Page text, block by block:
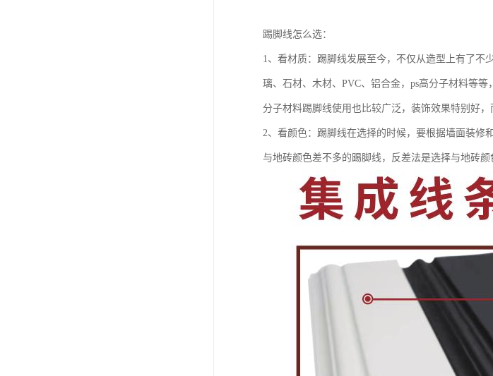
踢脚线怎么选：
1、看材质：踢脚线发展至今，不仅从造型上有了不
璃、石材、木材、PVC、铝合金，ps高分子材料等
分子材料踢脚线使用也比较广泛，装饰效果特别好，
2、看颜色：踢脚线在选择的时候，要根据墙面装修
与地砖颜色差不多的踢脚线，反差法是选择与地砖